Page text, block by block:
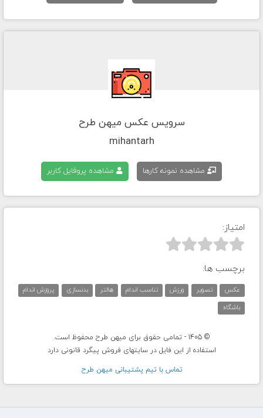
سرویس عکس میهن طرح
mihantarh
مشاهده نمونه کارها مشاهده پروفایل کاربر
امتیاز:



برچسب ها:
عکس تصویر ورزش تناسب اندام هالتر بدنسازی
پروزش اندام
باشگاه
© 1405 - تمامی حقوق برای میهن طرح محفوظ است.
استفاده از این فایل در سایتهای فروش پیگرد قانونی دارد
تماس با تيم پشتيبانی ميهن طرح